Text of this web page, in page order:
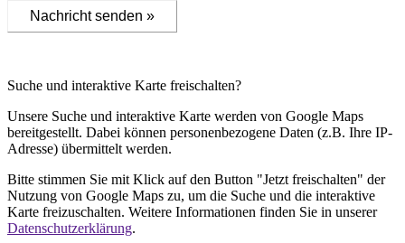
Nachricht senden »
Suche und interaktive Karte freischalten?
Unsere Suche und interaktive Karte werden von Google Maps
bereitgestellt. Dabei können personenbezogene Daten (z.B. Ihre IP-
Adresse) übermittelt werden.
Bitte stimmen Sie mit Klick auf den Button "Jetzt freischalten" der
Nutzung von Google Maps zu, um die Suche und die interaktive
Karte freizuschalten. Weitere Informationen finden Sie in unserer
Datenschutzerklärung.